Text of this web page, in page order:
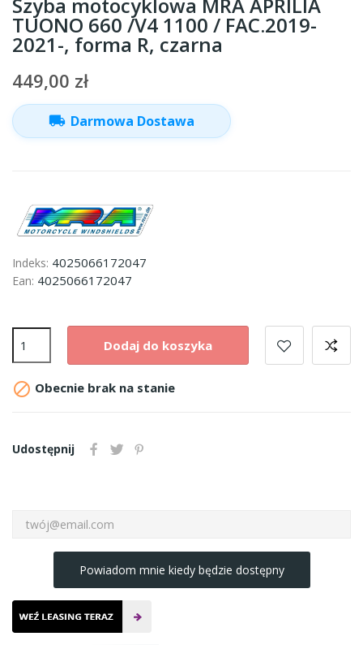
TUONO 660 /V4 1100 / FAC.2019-
2021-, forma R, czarna
449,00 zł
local_shipping Darmowa Dostawa
Indeks: 4025066172047
Ean: 4025066172047
Dodaj do koszyka
 Obecnie brak na stanie
Udostępnij
Powiadom mnie kiedy będzie dostępny